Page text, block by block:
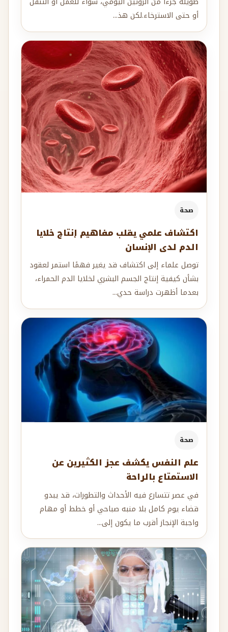
أو حتى الاسترخاء.لكن هذ...
صحة
اكتشاف علمي يقلب مفاهيم إنتاج خلايا
الدم لدى الإنسان
توصل علماء إلى اكتشاف قد يغير فهمًا استمر لعقود
بشأن كيفية إنتاج الجسم البشري لخلايا الدم الحمراء،
بعدما أظهرت دراسة حدي...
صحة
علم النفس يكشف عجز الكثيرين عن
الاستمتاع بالراحة
في عصر تتسارع فيه الأحداث والتطورات، قد يبدو
قضاء يوم كامل بلا منبه صباحي أو خطط أو مهام
واجبة الإنجاز أقرب ما يكون إلى...